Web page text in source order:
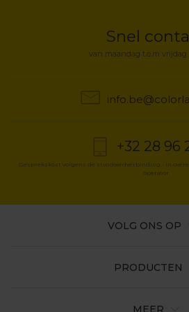
Snel
van maandag t.e.m vrijdag
+32 28 96
Gesprekskost volgens de standaardverbinding - in
operator
PRODUCTEN
MEER
VOLG ONS OP